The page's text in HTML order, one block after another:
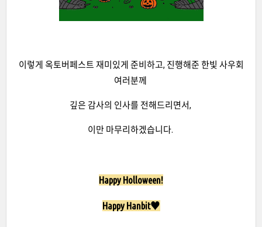
이렇게 옥토버페스트 재미있게 준비하고, 진행해준 한빛 사우회
여러분께
깊은 감사의 인사를 전해드리면서,
이만 마무리하겠습니다.
Happy Holloween!
Happy Hanbit♥️